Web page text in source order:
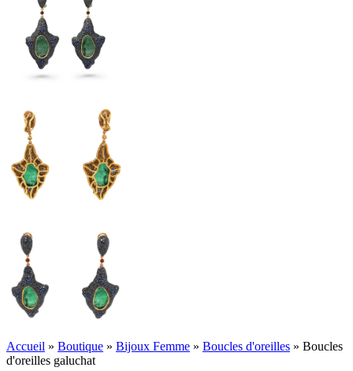
Accueil » Boutique » Bijoux Femme » Boucles d'oreilles » Boucles
d'oreilles galuchat